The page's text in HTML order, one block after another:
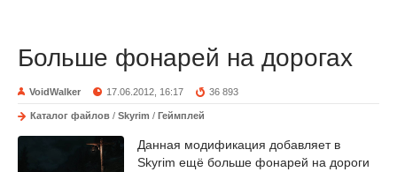
Больше фонарей на дорогах
VoidWalker 17.06.2012, 16:17 36 893
Каталог файлов / Skyrim / Геймплей
Данная модификация добавляет в
Skyrim ещё больше фонарей на дороги